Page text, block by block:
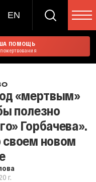
EN
ПОМОЩЬ
«мертвым»
полезно
Горбачева».
новом
г.